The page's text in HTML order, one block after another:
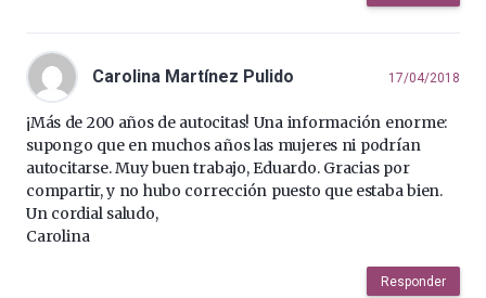
Carolina Martínez Pulido 17/04/2018
¡Más de 200 años de autocitas! Una información enorme:
supongo que en muchos años las mujeres ni podrían
autocitarse. Muy buen trabajo, Eduardo. Gracias por
compartir, y no hubo corrección puesto que estaba bien.
Un cordial saludo,
Carolina
Responder